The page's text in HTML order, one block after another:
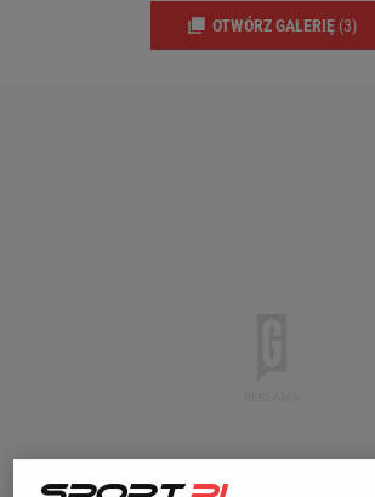
OTWÓRZ GALERIĘ (3)